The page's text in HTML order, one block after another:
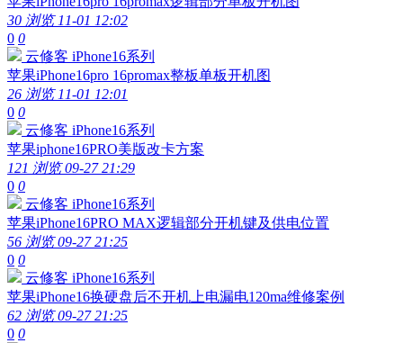
30 浏览 11-01 12:02
0 0
云修客 iPhone16系列
苹果iPhone16pro 16promax整板单板开机图
26 浏览 11-01 12:01
0 0
云修客 iPhone16系列
苹果iphone16PRO美版改卡方案
121 浏览 09-27 21:29
0 0
云修客 iPhone16系列
苹果iPhone16PRO MAX逻辑部分开机键及供电位置
56 浏览 09-27 21:25
0 0
云修客 iPhone16系列
苹果iPhone16换硬盘后不开机上电漏电120ma维修案例
62 浏览 09-27 21:25
0 0